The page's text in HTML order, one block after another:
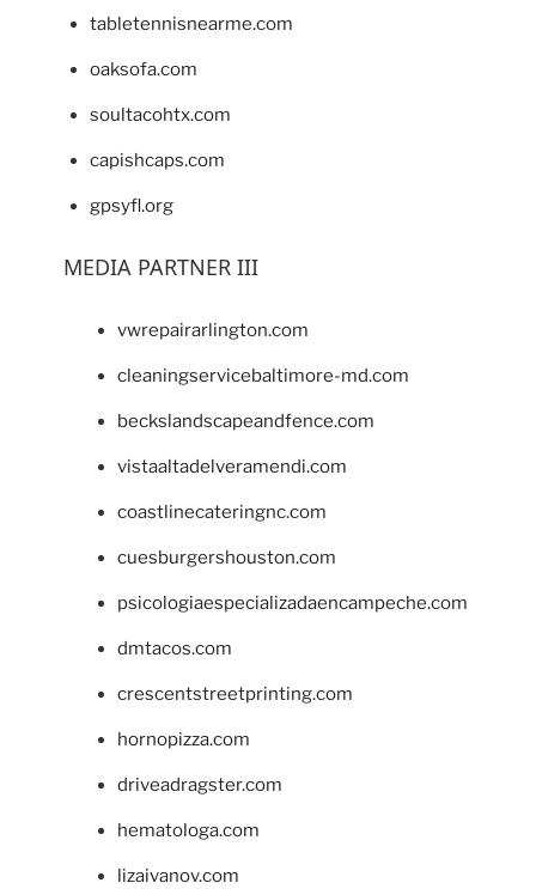
tabletennisnearme.com
oaksofa.com
soultacohtx.com
capishcaps.com
gpsyfl.org
MEDIA PARTNER III
vwrepairarlington.com
cleaningservicebaltimore-md.com
beckslandscapeandfence.com
vistaaltadelveramendi.com
coastlinecateringnc.com
cuesburgershouston.com
psicologiaespecializadaencampeche.com
dmtacos.com
crescentstreetprinting.com
hornopizza.com
driveadragster.com
hematologa.com
lizaivanov.com